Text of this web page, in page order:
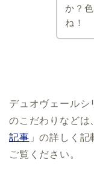
か？
ね！
デュオヴェールシ
のこだわりなどは
記事 」の詳しく
ご覧ください。